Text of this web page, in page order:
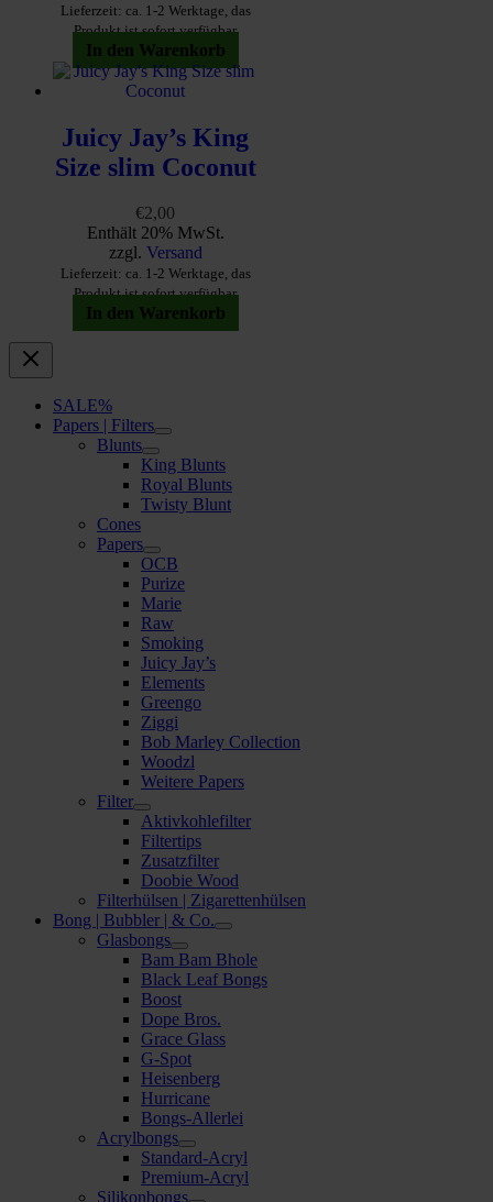
Lieferzeit: ca. 1-2 Werktage, das
Produkt ist sofort verfügbar
In den Warenkorb
Juicy Jay’s King
Size slim Coconut
€2,00
Enthält 20% MwSt.
zzgl. Versand
Lieferzeit: ca. 1-2 Werktage, das
Produkt ist sofort verfügbar
In den Warenkorb
SALE%
Papers | Filters
Blunts
King Blunts
Royal Blunts
Twisty Blunt
Cones
Papers
OCB
Purize
Marie
Raw
Smoking
Juicy Jay’s
Elements
Greengo
Ziggi
Bob Marley Collection
Woodzl
Weitere Papers
Filter
Aktivkohlefilter
Filtertips
Zusatzfilter
Doobie Wood
Filterhülsen | Zigarettenhülsen
Bong | Bubbler | & Co.
Glasbongs
Bam Bam Bhole
Black Leaf Bongs
Boost
Dope Bros.
Grace Glass
G-Spot
Heisenberg
Hurricane
Bongs-Allerlei
Acrylbongs
Standard-Acryl
Premium-Acryl
Silikonbongs